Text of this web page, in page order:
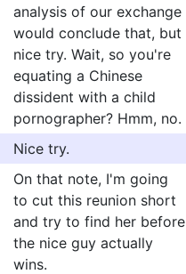
analysis of our exchange
would conclude that, but
nice try. Wait, so you're
equating a Chinese
dissident with a child
pornographer? Hmm, no.
Nice try.
On that note, I'm going
to cut this reunion short
and try to find her before
the nice guy actually
wins.